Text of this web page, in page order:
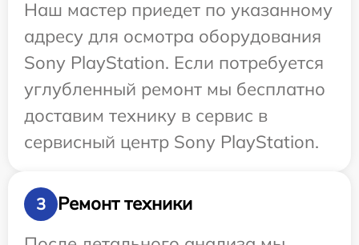
Наш мастер приедет по указанному
адресу для осмотра оборудования
Sony PlayStation. Если потребуется
углубленный ремонт мы бесплатно
доставим технику в сервис в
сервисный центр Sony PlayStation.
3
Ремонт техники